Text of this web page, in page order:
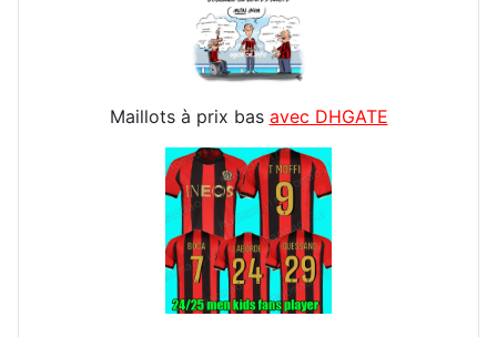
Maillots à prix bas avec DHGATE